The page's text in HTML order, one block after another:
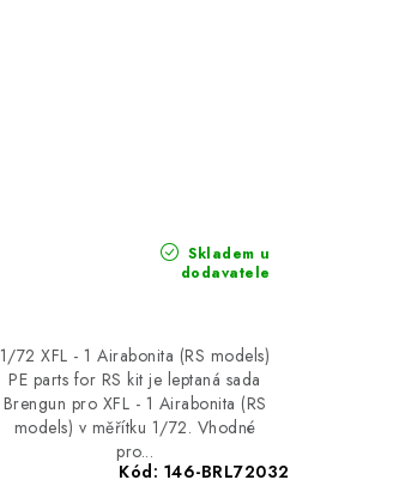
Skladem u
dodavatele
1/72 XFL - 1 Airabonita (RS models)
PE parts for RS kit je leptaná sada
Brengun pro XFL - 1 Airabonita (RS
models) v měřítku 1/72. Vhodné
pro...
Kód: 146-BRL72032